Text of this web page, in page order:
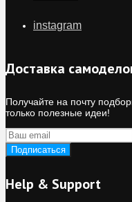
instagram
Доставка
Получайте на почту
только полезные идеи!
Help & Support